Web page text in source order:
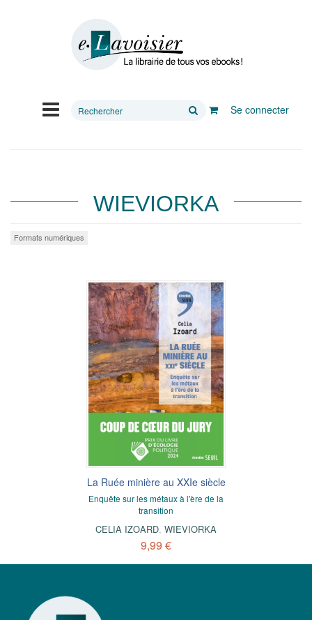
Rechercher
Se connecter
WIEVIORKA
Formats numériques
La Ruée minière au XXIe siècle
Enquête sur les métaux à l'ère de la
transition
CELIA IZOARD, WIEVIORKA
9,99 €